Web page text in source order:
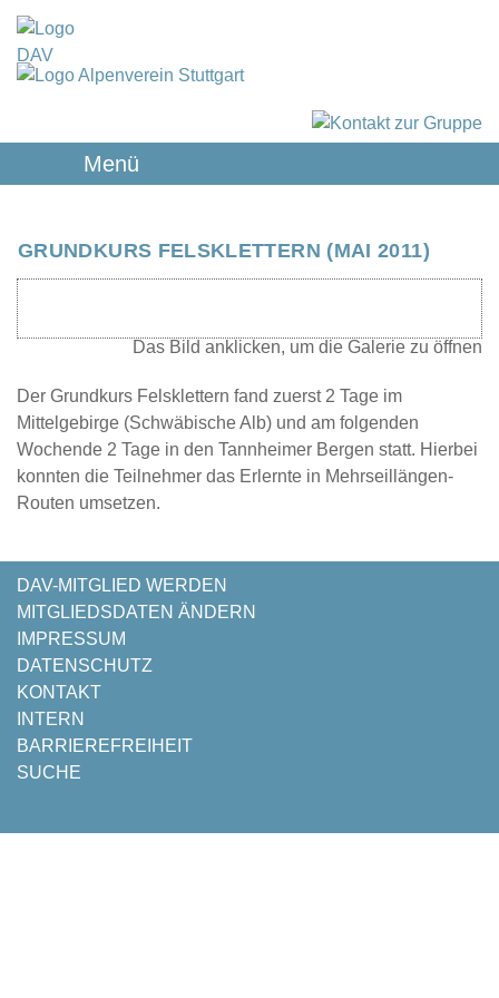
Menü
GRUNDKURS FELSKLETTERN (MAI 2011)
Der Grundkurs Felsklettern fand zuerst 2 Tage im
Mittelgebirge (Schwäbische Alb) und am folgenden
Wochende 2 Tage in den Tannheimer Bergen statt. Hierbei
konnten die Teilnehmer das Erlernte in Mehrseillängen-
Routen umsetzen.
NAVIGATION
ÜBERSPRINGEN
DAV-MITGLIED WERDEN
MITGLIEDSDATEN ÄNDERN
IMPRESSUM
DATENSCHUTZ
KONTAKT
INTERN
BARRIEREFREIHEIT
SUCHE